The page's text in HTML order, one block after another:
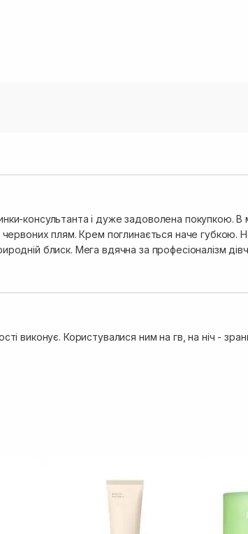
консультанта і дуже задоволена покупкою. В
червоних плям. Крем поглинається наче губкою.
блиск. Мега вдячна за професіоналізм
виконує. Користувалися ним на гв, на ніч -